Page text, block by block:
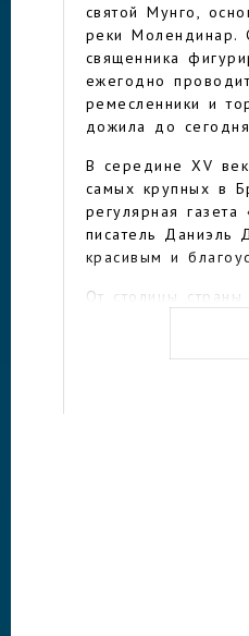
святой Мунго,
реки Молендинар.
священника
ежегодно
ремесленники и
дожила до
В середине XV
самых крупных в
регулярная
писатель Даниэль
красивым и
От столицы
за 6-7 часов.
Лондона, но